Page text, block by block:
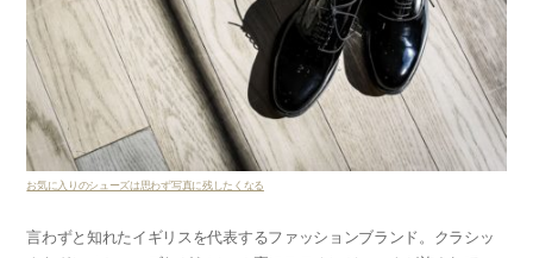
お気に入りのシューズは思わず写真に残したくなる
言わずと知れたイギリスを代表するファッションブランド。クラシッ